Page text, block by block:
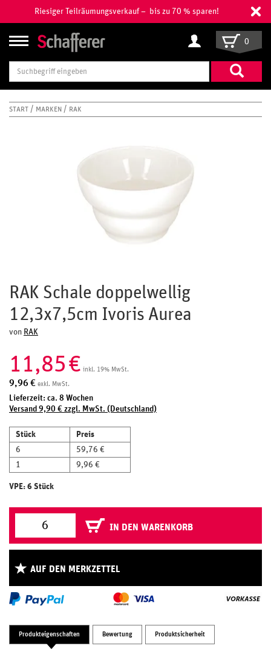
Riesiger Teilräumungsverkauf – bis zu 70 % sparen!
Suchbegriff
eingeben
0
START MARKEN RAK
RAK Schale doppelwellig
12,3x7,5cm Ivoris Aurea
von RAK
11,85€ inkl. 19% MwSt.
9,96 € exkl. MwSt.
Lieferzeit: ca. 8 Wochen
Versand 9,90 € zzgl. MwSt. (Deutschland)
Stück
Preis
6
59,76 €
1
9,96 €
VPE: 6 Stück
IN DEN WARENKORB
AUF DEN MERKZETTEL
Produkteigenschaften Bewertung Produktsicherheit